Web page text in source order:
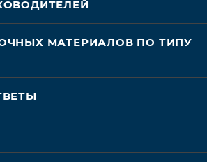
МАТЕРИАЛОВ ПО ТИПУ